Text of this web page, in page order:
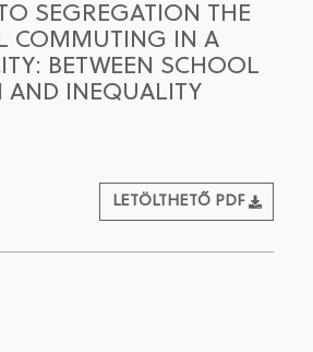
SEGREGATION THE
COMMUTING IN A
BETWEEN SCHOOL
AND INEQUALITY
LETÖLTHETŐ PDF